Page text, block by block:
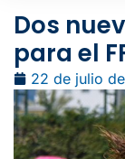
Dos
para el
22 de julio